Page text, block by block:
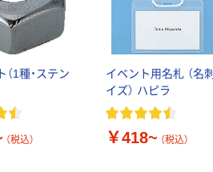
1種・ステン
（税込）
イベント用名札 （名
イズ） ハピラ
￥418~ （税込）